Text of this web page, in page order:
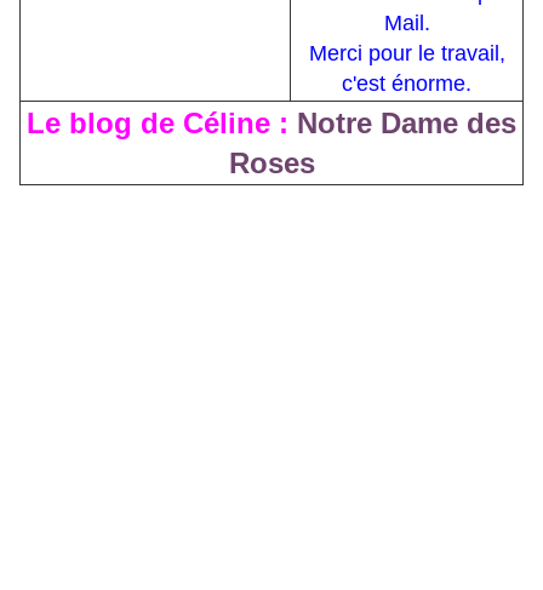
Mail.
Merci pour le travail,
c'est énorme.
Le blog de Céline : Notre Dame des
Roses